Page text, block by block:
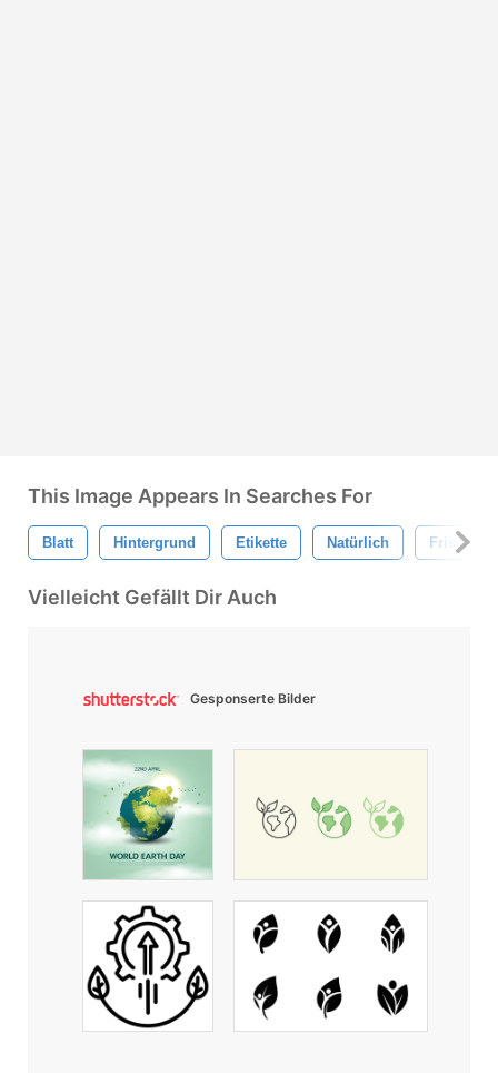
This Image Appears In Searches For
Blatt Hintergrund Etikette Natürlich Frisch
Vielleicht Gefällt Dir Auch
Gesponserte Bilder